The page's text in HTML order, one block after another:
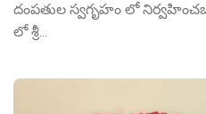
దంపతుల స్వగృహం లో
లో శ్రీ...